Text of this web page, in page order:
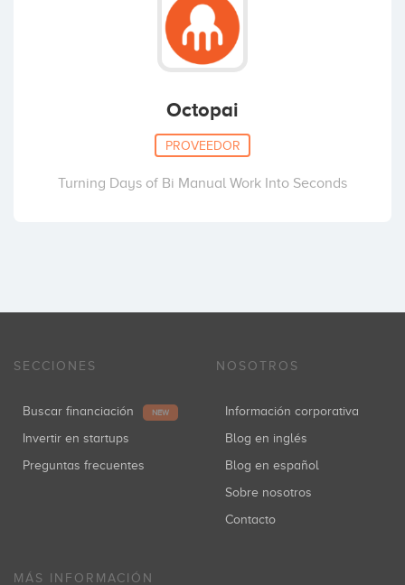
Octopai
PROVEEDOR
Turning Days of Bi Manual Work Into Seconds
SECCIONES
Buscar financiación NEW
Invertir en startups
Preguntas frecuentes
NOSOTROS
Información corporativa
Blog en inglés
Blog en español
Sobre nosotros
Contacto
MÁS INFORMACIÓN